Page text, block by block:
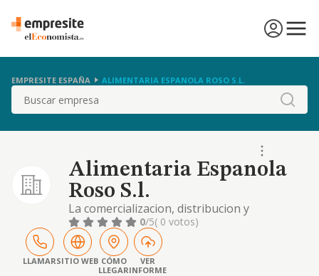
EMPRESITE ESPAÑA ALIMENTARIA ESPANOLA ROSO S.L.
Buscar
Alimentaria Espanola
Roso S.l.
La comercializacion, distribucion y
exportacion, a traves de cualquier medio
incluyendose internet, de todo tipo de
productos alimenticios, destinados al
consumo humano o animal.
0/5( 0 votos)
LLAMARSITIO WEB CÓMO
LLEGAR
VER
INFORME